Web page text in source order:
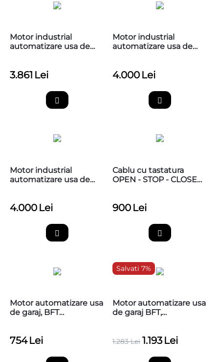
Motor industrial
automatizare usa de
3.861 Lei
Motor industrial
automatizare usa de
4.000 Lei
Motor industrial
automatizare usa de
4.000 Lei
Cablu cu tastatura
OPEN - STOP - CLOSE
900 Lei
Motor automatizare usa
de garaj, BFT
754 Lei
Salvati 7%
Motor automatizare usa
de garaj BFT,
1.283 Lei 1.193 Lei